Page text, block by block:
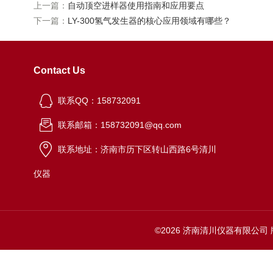
上一篇： 自动顶空进样器使用指南和应用要点
下一篇： LY-300氢气发生器的核心应用领域有哪些？
Contact Us
联系QQ：158732091
联系邮箱：158732091@qq.com
联系地址：济南市历下区转山西路6号清川
仪器
©2026 济南清川仪器有限公